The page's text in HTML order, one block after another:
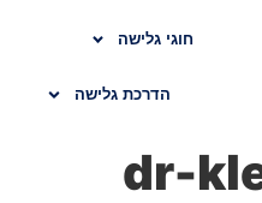
חוגי גלישה
הדרכת גלישה
dr-